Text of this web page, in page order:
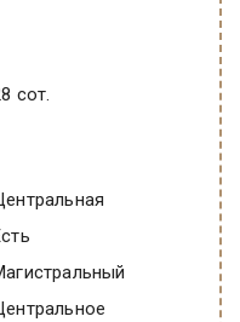
28 сот.
Центральная
есть
Магистральный
Центральное